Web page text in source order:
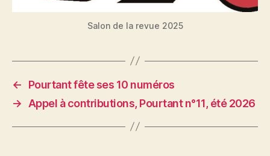
Salon de la revue 2025
←
Pourtant fête ses 10 numéros
→
Appel à contributions, Pourtant n°11, été 2026